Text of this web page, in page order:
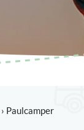
› Paulcamper